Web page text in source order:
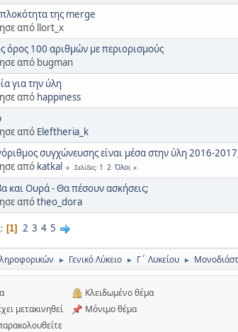
της merge
από llort_x
όρος 100 αριθμών με περιορισμούς
από bugman
για την ύλη
από happiness
από Eleftheria_k
συγχώνευσης είναι μέσα στην ύλη 2016-
από katkal Σελίδες 1 2 Όλοι
και Ουρά - Θα πέσουν ασκήσεις;
απόtheo_dora
1 2 3 4 5
► Γενικό Λύκειο ► Γ΄ Λυκείου ►
μετακινηθεί
Κλειδωμένο θέμα
Μόνιμο θέμα